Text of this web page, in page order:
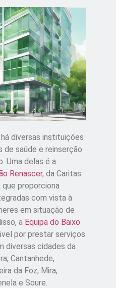
diversas instituições
saúde e reinserção
Uma delas é a
Renascer, da Caritas
que proporciona
com vista à
em situação de
a Equipa do Baixo
por prestar serviços
diversas cidades da
Cantanhede,
da Foz, Mira,
e Soure.